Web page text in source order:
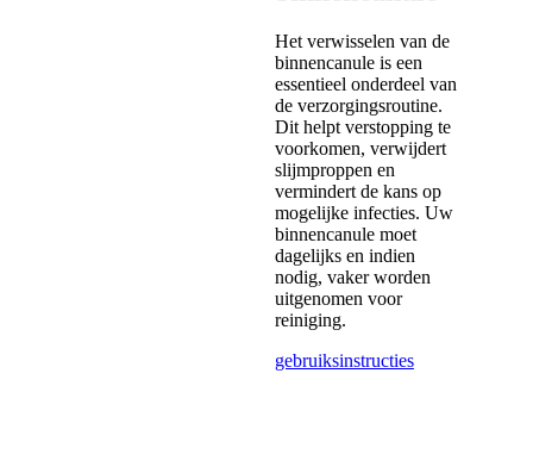
Het verwisselen van de
binnencanule is een
essentieel onderdeel van
de verzorgingsroutine.
Dit helpt verstopping te
voorkomen, verwijdert
slijmproppen en
vermindert de kans op
mogelijke infecties. Uw
binnencanule moet
dagelijks en indien
nodig, vaker worden
uitgenomen voor
reiniging.
gebruiksinstructies